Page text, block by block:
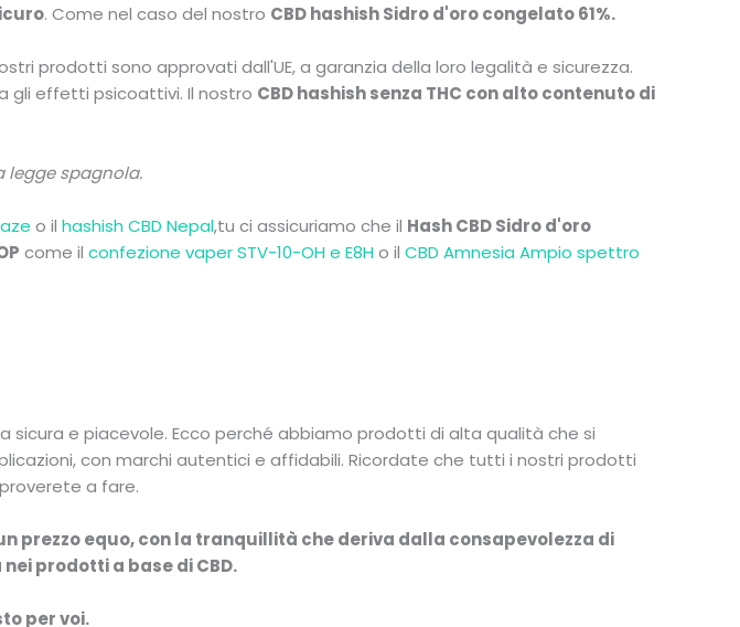
. Come nel caso del nostro CBD hashish Sidro d'oro congelato 61%.
prodotti sono approvati dall'UE, a garanzia della loro legalità e sicurezza.
gli effetti psicoattivi. Il nostro CBD hashish senza THC con alto contenuto di
legge spagnola.
o il hashish CBD Nepal,tu ci assicuriamo che il Hash CBD Sidro d'oro
come il confezione vaper STV-10-OH e E8H o il CBD Amnesia Ampio spettro
sicura e piacevole. Ecco perché abbiamo prodotti di alta qualità che si
con marchi autentici e affidabili. Ricordate che tutti i nostri prodotti
a fare.
prezzo equo, con la tranquillità che deriva dalla consapevolezza di
prodotti a base di CBD.
per voi.